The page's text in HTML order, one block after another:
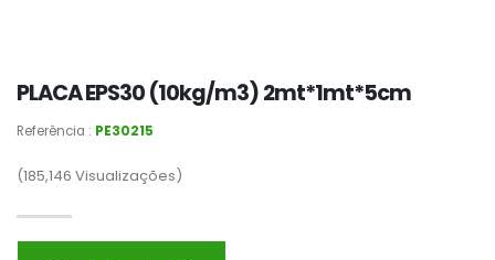
PLACA EPS30 (10kg/m3) 2mt*1mt*5cm
Referência : PE30215
(185,146 Visualizações)